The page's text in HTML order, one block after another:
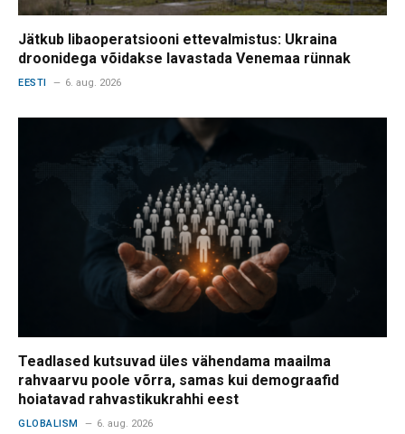
Jätkub libaoperatsiooni ettevalmistus: Ukraina
droonidega võidakse lavastada Venemaa rünnak
EESTI 6. aug. 2026
Teadlased kutsuvad üles vähendama maailma
rahvaarvu poole võrra, samas kui demograafid
hoiatavad rahvastikukrahhi eest
GLOBALISM 6. aug. 2026